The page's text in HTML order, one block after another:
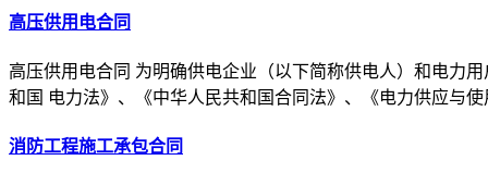
高压供用电合同
高压供用电合同 为明确供电企业（以下简称供电人）和电力
和国 电力法》、《中华人民共和国合同法》、《电力供应与
消防工程施工承包合同